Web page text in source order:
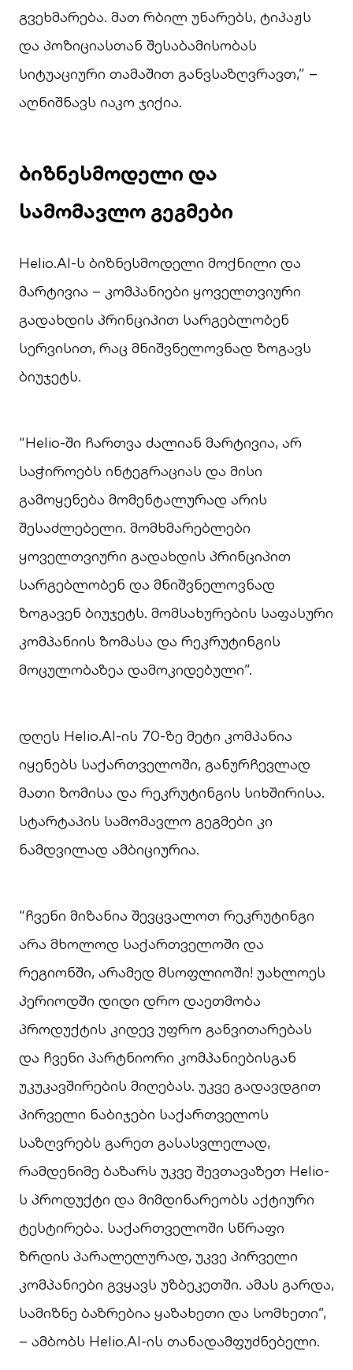
გვეხმარება. მათ რბილ უნარებს, ტიპაჟს
და პოზიციასთან შესაბამისობას
სიტუაციური თამაშით განვსაზღვრავთ,” –
აღნიშნავს იაკო ჯიქია.
ბიზნესმოდელი და
სამომავლო გეგმები
Helio.AI-ს ბიზნესმოდელი მოქნილი და
მარტივია – კომპანიები ყოველთვიური
გადახდის პრინციპით სარგებლობენ
სერვისით, რაც მნიშვნელოვნად ზოგავს
ბიუჯეტს.
“Helio-ში ჩართვა ძალიან მარტივია, არ
საჭიროებს ინტეგრაციას და მისი
გამოყენება მომენტალურად არის
შესაძლებელი. მომხმარებლები
ყოველთვიური გადახდის პრინციპით
სარგებლობენ და მნიშვნელოვნად
ზოგავენ ბიუჯეტს. მომსახურების საფასური
კომპანიის ზომასა და რეკრუტინგის
მოცულობაზეა დამოკიდებული”.
დღეს Helio.AI-ის 70-ზე მეტი კომპანია
იყენებს საქართველოში, განურჩევლად
მათი ზომისა და რეკრუტინგის სიხშირისა.
სტარტაპის სამომავლო გეგმები კი
ნამდვილად ამბიციურია.
“ჩვენი მიზანია შევცვალოთ რეკრუტინგი
არა მხოლოდ საქართველოში და
რეგიონში, არამედ მსოფლიოში! უახლოეს
პერიოდში დიდი დრო დაეთმობა
პროდუქტის კიდევ უფრო განვითარებას
და ჩვენი პარტნიორი კომპანიებისგან
უკუკავშირების მიღებას. უკვე გადავდგით
პირველი ნაბიჯები საქართველოს
საზღვრებს გარეთ გასასვლელად,
რამდენიმე ბაზარს უკვე შევთავაზეთ Helio-
ს პროდუქტი და მიმდინარეობს აქტიური
ტესტირება. საქართველოში სწრაფი
ზრდის პარალელურად, უკვე პირველი
კომპანიები გვყავს უზბეკეთში. ამას გარდა,
სამიზნე ბაზრებია ყაზახეთი და სომხეთი”,
– ამბობს Helio.AI-ის თანადამფუძნებელი.